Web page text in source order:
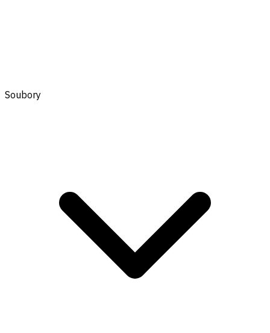
Soubory